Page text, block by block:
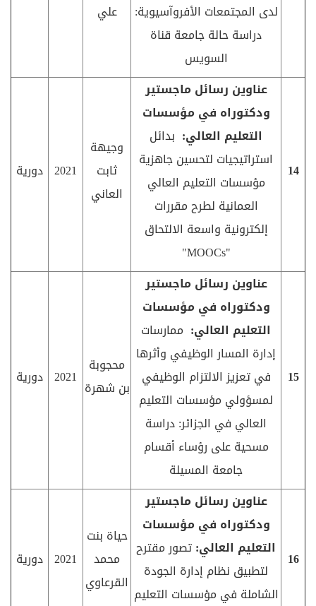
لدى المجتمعات الأفروآسيوية:
دراسة حالة جامعة قناة
السويس
علي
14
عناوين رسائل ماجستير
ودكتوراه في مؤسسات
التعليم العالي: بدائل
استراتيجيات لتحسين جاهزية
مؤسسات التعليم العالي
العمانية لطرح مقررات
إلكترونية واسعة الالتحاق
"
MOOCs
"
وجيهة
ثابت
العاني
2021 دورية
15
عناوين رسائل ماجستير
ودكتوراه في مؤسسات
التعليم العالي: ممارسات
إدارة المسار الوظيفي وأثرها
في تعزيز الالتزام الوظيفي
لمسؤولي مؤسسات التعليم
العالي في الجزائر: دراسة
مسحية على رؤساء أقسام
جامعة المسيلة
محجوبة
بن شهرة
2021 دورية
16
عناوين رسائل ماجستير
ودكتوراه في مؤسسات
التعليم العالي:تصور مقترح
لتطبيق نظام إدارة الجودة
الشاملة في مؤسسات التعليم
حياة بنت
محمد
القرعاوي
2021 دورية